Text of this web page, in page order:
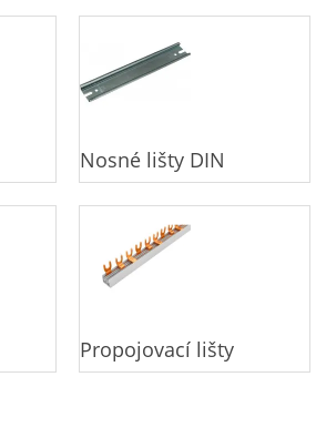
Nosné lišty DIN
Propojovací lišty